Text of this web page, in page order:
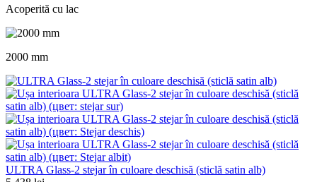
Acoperită cu lac
2000 mm
ULTRA Glass-2 stejar în culoare deschisă (sticlă satin alb)